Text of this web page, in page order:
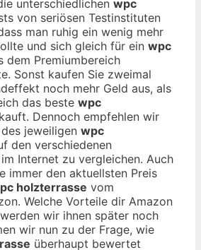
unterschiedlichen wpc
von seriösen Testinstituten
man ruhig ein wenig mehr
und sich gleich für ein wpc
dem Premiumbereich
Sonst kaufen Sie zweimal
noch mehr Geld aus, als
das beste wpc
Dennoch empfehlen wir
jeweiligen wpc
den verschiedenen
Internet zu vergleichen. Auch
immer den aktuellsten Preis
holzterrasse vom
Welche Vorteile dir Amazon
wir ihnen später noch
wir nun zu der Frage, wie
überhaupt bewertet